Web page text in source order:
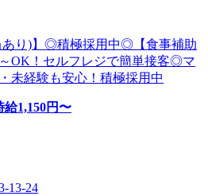
あり)】◎積極採用中◎【食事補助
OK！セルフレジで簡単接客◎マ
未経験も安心！積極採用中
給1,150円〜
13-24